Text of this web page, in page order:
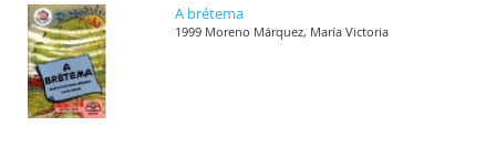
A brétema
1999 Moreno Márquez, María Victoria